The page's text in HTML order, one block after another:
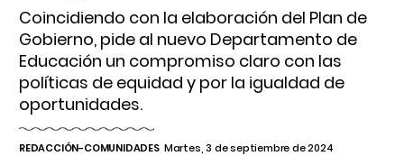
Coincidiendo con la elaboración del Plan de
Gobierno, pide al nuevo Departamento de
Educación un compromiso claro con las
políticas de equidad y por la igualdad de
oportunidades.
REDACCIÓN-COMUNIDADES Martes, 3 de septiembre de 2024